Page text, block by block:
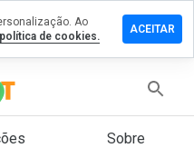
Sobre
Ao
política de cookies.
ACEITAR